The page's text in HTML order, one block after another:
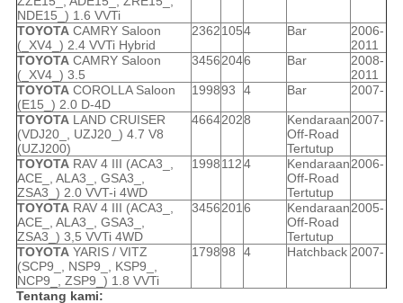
NDE15_) 1.6 VVTi
TOYOTACAMRY Saloon
(_XV4_) 2.4 VVTi Hybrid
23621054 Bar
2006-
2011
TOYOTACAMRY Saloon
(_XV4_) 3.5
34562046 Bar
2008-
2011
TOYOTACOROLLA Saloon
(E15_) 2.0 D-4D
199893 4 Bar 2007-
TOYOTALAND CRUISER
(VDJ20_, UZJ20_) 4.7 V8
(UZJ200)
46642028
Kendaraan
Off-Road
Tertutup
2007-
TOYOTARAV 4 III (ACA3_,
ACE_, ALA3_, GSA3_,
ZSA3_) 2.0 VVT-i 4WD
19981124
Kendaraan
Off-Road
Tertutup
2006-
TOYOTARAV 4 III (ACA3_,
ACE_, ALA3_, GSA3_,
ZSA3_) 3,5 VVTi 4WD
34562016
Kendaraan
Off-Road
Tertutup
2005-
TOYOTAYARIS / VITZ
(SCP9_, NSP9_, KSP9_,
NCP9_, ZSP9_) 1.8 VVTi
179898 4 Hatchback 2007-
Tentang kami: